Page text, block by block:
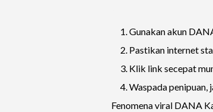
Gunakan akun
Pastikan internet
Klik link secepat
Waspada penipuan,
Fenomena viral DANA